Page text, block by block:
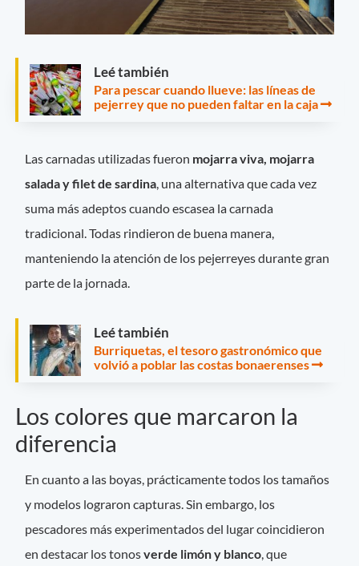
Leé también
Para pescar cuando llueve: las líneas de
pejerrey que no pueden faltar en la caja
Las carnadas utilizadas fueron mojarra viva, mojarra
salada y filet de sardina , una alternativa que cada vez
suma más adeptos cuando escasea la carnada
tradicional. Todas rindieron de buena manera,
manteniendo la atención de los pejerreyes durante gran
parte de la jornada.
Leé también
Burriquetas, el tesoro gastronómico que
volvió a poblar las costas bonaerenses
Los colores que marcaron la
diferencia
En cuanto a las boyas, prácticamente todos los tamaños
y modelos lograron capturas. Sin embargo, los
pescadores más experimentados del lugar coincidieron
en destacar los tonosverde limón y blanco, que